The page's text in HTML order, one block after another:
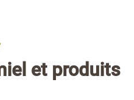
et produits